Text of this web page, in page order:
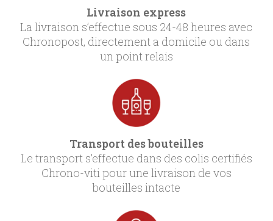
Livraison express
La livraison s’effectue sous 24-48 heures avec
Chronopost, directement a domicile ou dans
un point relais
Transport des bouteilles
Le transport s’effectue dans des colis certifiés
Chrono-viti pour une livraison de vos
bouteilles intacte